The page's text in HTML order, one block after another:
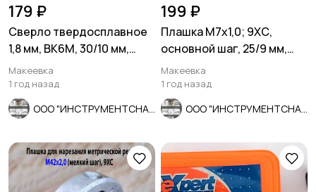
179 ₽
Сверло твердосплавное
1,8 мм, ВК6М, 30/10 мм,
класс точн А1, СССР.
Макеевка
1 год назад
199 ₽
Плашка М7х1,0; 9ХС,
основной шаг, 25/9 мм,
ГОСТ 7740-71.
Макеевка
1 год назад